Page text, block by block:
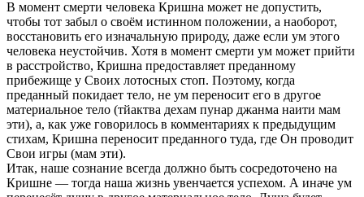
В момент смерти человека Кришна может не допустить,
чтобы тот забыл о своём истинном положении, а наоборот,
восстановить его изначальную природу, даже если ум этого
человека неустойчив. Хотя в момент смерти ум может прийти
в расстройство, Кришна предоставляет преданному
прибежище у Своих лотосных стоп. Поэтому, когда
преданный покидает тело, не ум переносит его в другое
материальное тело (тйактва дехам пунар джанма наити мам
эти), а, как уже говорилось в комментариях к предыдущим
стихам, Кришна переносит преданного туда, где Он проводит
Свои игры (мам эти).
Итак, наше сознание всегда должно быть сосредоточено на
Кришне — тогда наша жизнь увенчается успехом. А иначе ум